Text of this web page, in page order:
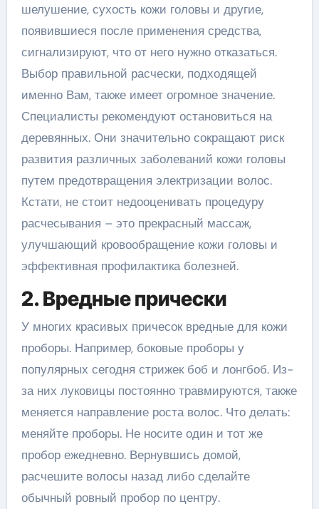
шелушение, сухость кожи головы и другие,
появившиеся после применения средства,
сигнализируют, что от него нужно отказаться.
Выбор правильной расчески, подходящей
именно Вам, также имеет огромное значение.
Специалисты рекомендуют остановиться на
деревянных. Они значительно сокращают риск
развития различных заболеваний кожи головы
путем предотвращения электризации волос.
Кстати, не стоит недооценивать процедуру
расчесывания – это прекрасный массаж,
улучшающий кровообращение кожи головы и
эффективная профилактика болезней.
2. Вредные прически
У многих красивых причесок вредные для кожи
проборы. Например, боковые проборы у
популярных сегодня стрижек боб и лонгбоб. Из-
за них луковицы постоянно травмируются, также
меняется направление роста волос. Что делать:
меняйте проборы. Не носите один и тот же
пробор ежедневно. Вернувшись домой,
расчешите волосы назад либо сделайте
обычный ровный пробор по центру.